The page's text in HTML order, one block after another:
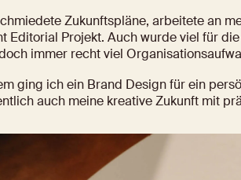
Zukunftspläne, arbeitete an
Editorial Projekt. Auch wurde viel für die
immer recht viel
ging ich ein Brand Design für ein
auch meine kreative Zukunft mit